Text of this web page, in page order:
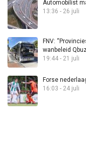
Automobilist
13:36 - 26 juli
FNV:
wanbeleid
19:44 - 21 juli
Forse
16:03 - 24 juli